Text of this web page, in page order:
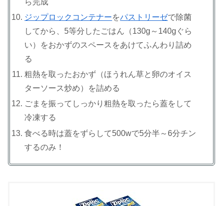
ジップロックコンテナーをパストリーゼで除菌
してから、5等分したごはん（130g～140gぐら
い）をおかずのスペースをあけてふんわり詰め
る
粗熱を取ったおかず（ほうれん草と卵のオイス
ターソース炒め）を詰める
ごまを振ってしっかり粗熱を取ったら蓋をして
冷凍する
食べる時は蓋をずらして500wで5分半～6分チン
するのみ！